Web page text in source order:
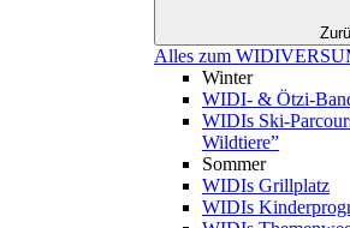
Alles zum
Winter
WIDI- & Ötzi-
WIDIs Ski-
Wildtiere”
Sommer
WIDIs Grillplatz
WIDIs